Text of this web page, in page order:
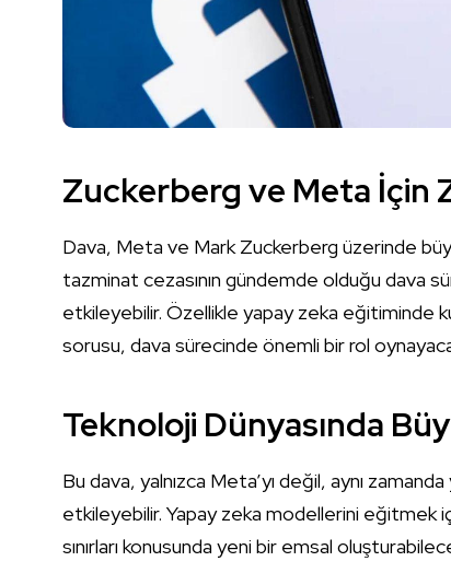
Zuckerberg ve Meta İçin
Dava, Meta ve Mark Zuckerberg üzerinde
tazminat cezasının gündemde olduğu dava
etkileyebilir. Özellikle yapay zeka eğitiminde
sorusu, dava sürecinde önemli bir rol
Teknoloji Dünyasında
Bu dava, yalnızca Meta’yı değil, aynı
etkileyebilir. Yapay zeka modellerini eğitmek
sınırları konusunda yeni bir emsal